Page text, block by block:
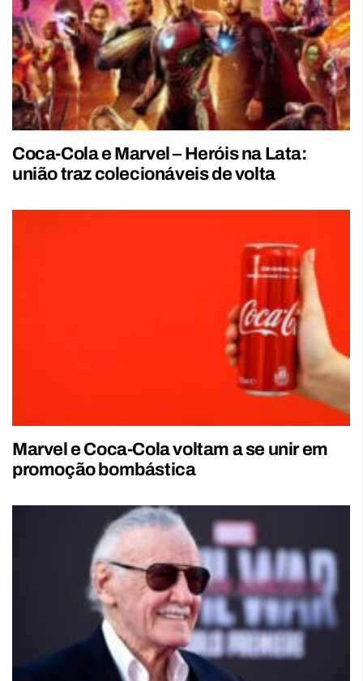
Coca-Cola e Marvel – Heróis na Lata:
união traz colecionáveis de volta
Marvel e Coca-Cola voltam a se unir em
promoção bombástica